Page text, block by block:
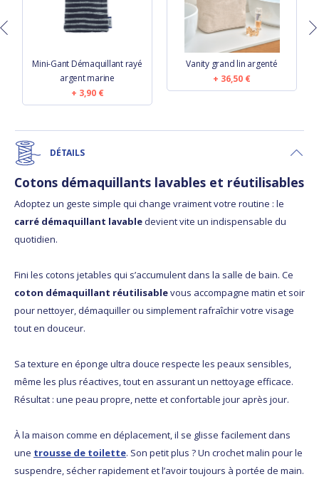
Mini-Gant Démaquillant rayé
argent marine
3,90 €
Vanity grand lin argenté
36,50 €
DÉTAILS
Cotons démaquillants lavables et réutilisables
Adoptez un geste simple qui change vraiment votre routine : le
carré démaquillant lavabledevient vite un indispensable du
quotidien.
Fini les cotons jetables qui s’accumulent dans la salle de bain. Ce
coton démaquillant réutilisablevous accompagne matin et soir
pour nettoyer, démaquiller ou simplement rafraîchir votre visage
tout en douceur.
Sa texture en éponge ultra douce respecte les peaux sensibles,
même les plus réactives, tout en assurant un nettoyage efficace.
Résultat : une peau propre, nette et confortable jour après jour.
À la maison comme en déplacement, il se glisse facilement dans
une trousse de toilette. Son petit plus ? Un crochet malin pour le
suspendre, sécher rapidement et l’avoir toujours à portée de main.